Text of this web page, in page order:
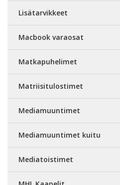
Lisätarvikkeet
Macbook varaosat
Matkapuhelimet
Matriisitulostimet
Mediamuuntimet
Mediamuuntimet kuitu
Mediatoistimet